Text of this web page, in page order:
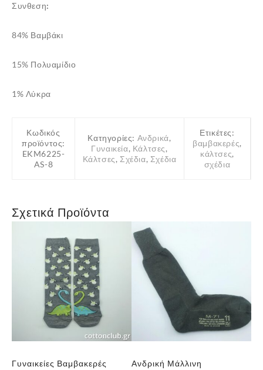
Συνθεση:
84% Βαμβάκι
15% Πολυαμίδιο
1% Λύκρα
Κωδικός
προϊόντος:
EKM6225-
AS-8
Κατηγορίες: Ανδρικά,
Γυναικεία, Κάλτσες,
Κάλτσες, Σχέδια, Σχέδια
Ετικέτες:
βαμβακερές,
κάλτσες,
σχέδια
Σχετικά Προϊόντα
Γυναικείες Βαμβακερές
Ανδρική Μάλλινη